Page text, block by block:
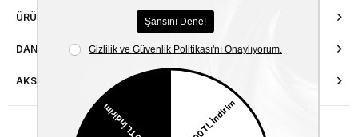
ÜRÜN ÖZELLIKLERI
DANIŞMA HATTI
AKSESUAR ONARIMI